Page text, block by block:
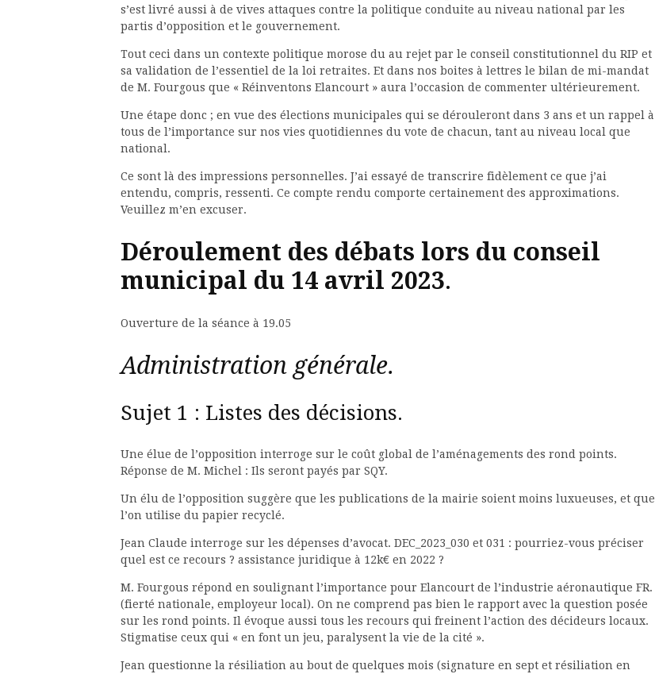
s’est livré aussi à de vives attaques contre la politique conduite au niveau national par les
partis d’opposition et le gouvernement.
Tout ceci dans un contexte politique morose du au rejet par le conseil constitutionnel du RIP et
sa validation de l’essentiel de la loi retraites. Et dans nos boites à lettres le bilan de mi-mandat
de M. Fourgous que « Réinventons Elancourt » aura l’occasion de commenter ultérieurement.
Une étape donc ; en vue des élections municipales qui se dérouleront dans 3 ans et un rappel à
tous de l’importance sur nos vies quotidiennes du vote de chacun, tant au niveau local que
national.
Ce sont là des impressions personnelles. J’ai essayé de transcrire fidèlement ce que j’ai
entendu, compris, ressenti. Ce compte rendu comporte certainement des approximations.
Veuillez m’en excuser.
Déroulement des débats lors du conseil
municipal du 14 avril 2023.
Ouverture de la séance à 19.05
Administration générale.
Sujet 1 : Listes des décisions.
Une élue de l’opposition interroge sur le coût global de l’aménagements des rond points.
Réponse de M. Michel : Ils seront payés par SQY.
Un élu de l’opposition suggère que les publications de la mairie soient moins luxueuses, et que
l’on utilise du papier recyclé.
Jean Claude interroge sur les dépenses d’avocat. DEC_2023_030 et 031 : pourriez-vous préciser
quel est ce recours ? assistance juridique à 12k€ en 2022 ?
M. Fourgous répond en soulignant l’importance pour Elancourt de l’industrie aéronautique FR.
(fierté nationale, employeur local). On ne comprend pas bien le rapport avec la question posée
sur les rond points. Il évoque aussi tous les recours qui freinent l’action des décideurs locaux.
Stigmatise ceux qui « en font un jeu, paralysent la vie de la cité ».
Jean questionne la résiliation au bout de quelques mois (signature en sept et résiliation en